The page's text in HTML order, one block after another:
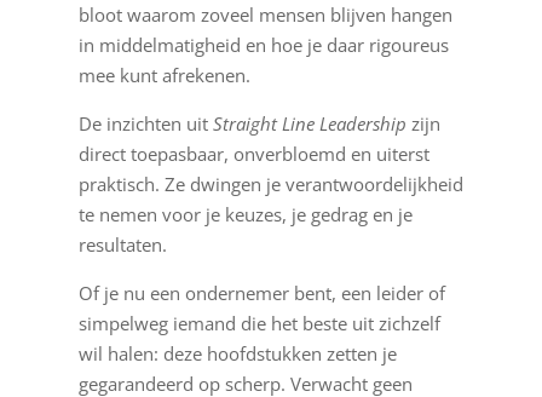
bloot waarom zoveel mensen blijven hangen
in middelmatigheid en hoe je daar rigoureus
mee kunt afrekenen.
De inzichten uit Straight Line Leadership zijn
direct toepasbaar, onverbloemd en uiterst
praktisch. Ze dwingen je verantwoordelijkheid
te nemen voor je keuzes, je gedrag en je
resultaten.
Of je nu een ondernemer bent, een leider of
simpelweg iemand die het beste uit zichzelf
wil halen: deze hoofdstukken zetten je
gegarandeerd op scherp. Verwacht geen